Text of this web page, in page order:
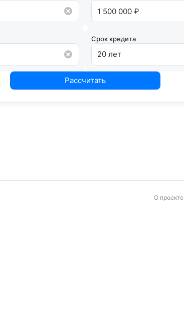
Срок кредита
20 лет
Рассчитать
О проекте